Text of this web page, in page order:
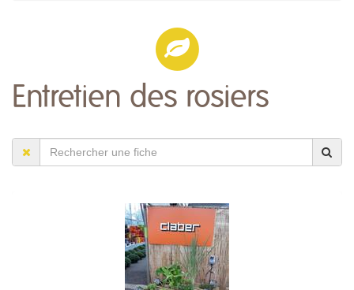
Entretien des rosiers